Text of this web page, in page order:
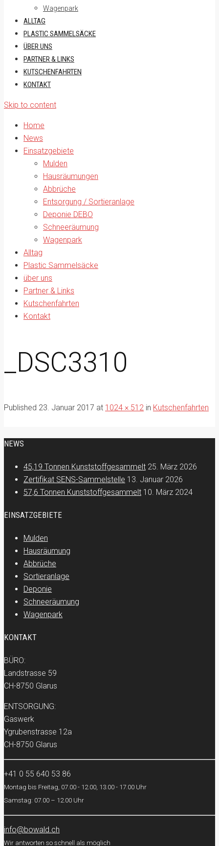
Wagenpark
ALLTAG
PLASTIC SAMMELSÄCKE
ÜBER UNS
PARTNER & LINKS
KUTSCHENFAHRTEN
KONTAKT
Skip to content
Home
News
Einsatzgebiete
Mulden
Hausräumungen
Abbrüche
Entsorgung / Sortieranlage
Deponie DEBO
Schneeräumung
Wagenpark
Alltag
Plastic Sammelsäcke
über uns
Partner & Links
Kutschenfahrten
Kontakt
_DSC3310
Published 23. Januar 2017 at 1024 × 512 in Kutschenfahrten
NEWS
45,19 Tonnen Kunststoffgesammelt 25. März 2026
Zertifikat SENS-Sammelstelle 13. Januar 2026
57,6 Tonnen Kunststoffgesammelt 10. März 2024
EINSATZGEBIETE
Mulden
Hausräumung
Abbrüche
Sortieranlage
Deponie
Schneeräumung
Wagenpark
KONTAKT
BÜRO:
Landstrasse 59
CH-8750 Glarus
ENTSORGUNG:
Gaswerk
Ygrubenstrasse 12a
CH-8750 Glarus
+41 0 55 640 53 86
Montag bis Freitag, 07.00 - 12.00, 13.00 - 17.00 Uhr
Samstag: 07.00 – 12.00 Uhr
info@bowald.ch
Wir antworten so schnell als möglich